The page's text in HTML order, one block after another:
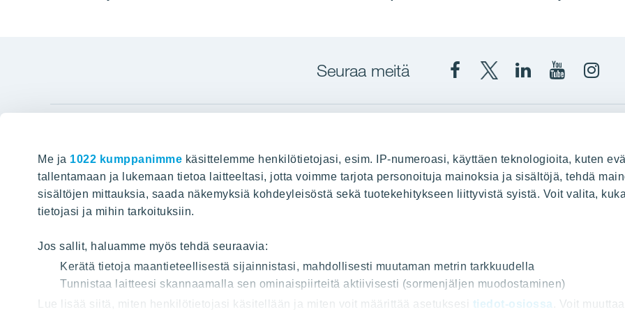
Me ja 1022 kumppanimme käsittelemme henkilötietojasi, esim. IP-numeroasi, käyttäen teknologioita, kuten
tallentamaan ja lukemaan tietoa laitteeltasi, jotta voimme tarjota personoituja mainoksia ja sisältöjä, tehdä
sisältöjen mittauksia, saada näkemyksiä kohdeyleisöstä sekä tuotekehitykseen liittyvistä syistä. Voit valita,
tietojasi ja mihin tarkoituksiin.
Jos sallit, haluamme myös tehdä seuraavia:
Kerätä tietoja maantieteellisestä sijainnistasi, mahdollisesti muutaman metrin tarkkuudella
Tunnistaa laitteesi skannaamalla sen ominaispiirteitä aktiivisesti (sormenjäljen muodostaminen)
Lue lisää siitä, miten henkilötietojasi käsitellään ja miten voit määrittää asetuksesi tiedot-osiossa . Voit
Seuraa meitä
YITYITCorporation
YIT
Hyvin rakennettu huominen
HAKU
Tietoa YIT:stä
Töihin meille
Projektit
Vastuullisuus
Media
Yhteystiedot
Myytävät asunnot
Vuokrattavat toimitilat
Toimitilarakentaminen
Teollisuusrakentaminen